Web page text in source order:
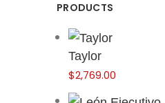
PRODUCTS
Taylor
$2,769.00